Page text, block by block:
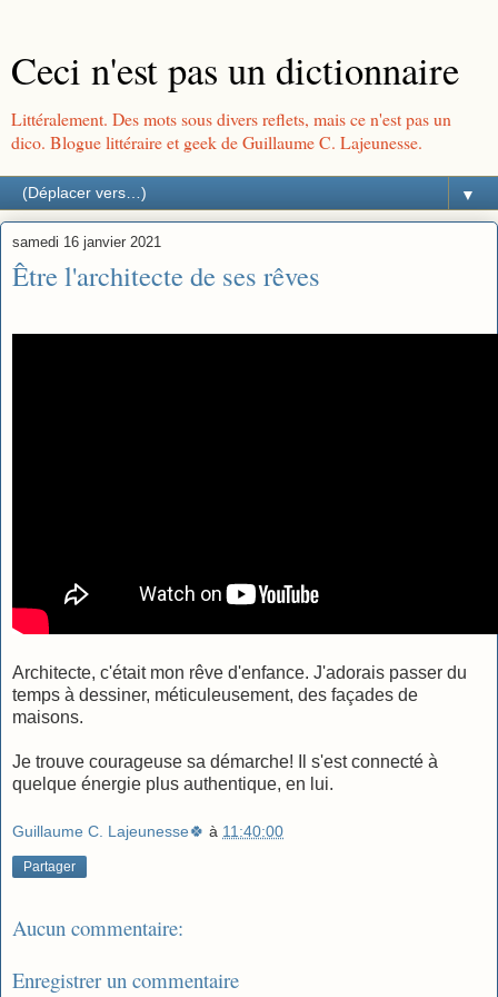
Ceci n'est pas un dictionnaire
Littéralement. Des mots sous divers reflets, mais ce n'est pas un
dico. Blogue littéraire et geek de Guillaume C. Lajeunesse.
▼
samedi 16 janvier 2021
Être l'architecte de ses rêves
Architecte, c'était mon rêve d'enfance. J'adorais passer du
temps à dessiner, méticuleusement, des façades de
maisons.
Je trouve courageuse sa démarche! Il s'est connecté à
quelque énergie plus authentique, en lui.
Guillaume C. Lajeunesse🍀 à 11:40:00
Partager
Aucun commentaire:
Enregistrer un commentaire